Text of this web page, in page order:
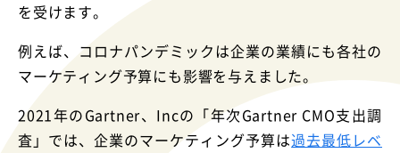
を受けます。
例えば、コロナパンデミックは企業の業績にも各社の
マーケティング予算にも影響を与えました。
2021年のGartner、Incの「年次Gartner CMO支出調
査」では、企業のマーケティング予算は過去最低レベ